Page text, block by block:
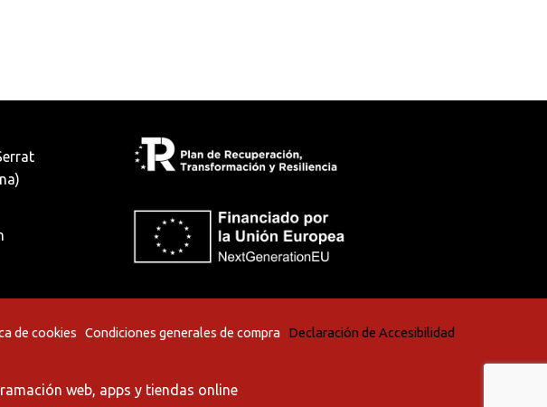
de cookies Condiciones generales de compra Declaración de Accesibilidad
web, apps y tiendas online